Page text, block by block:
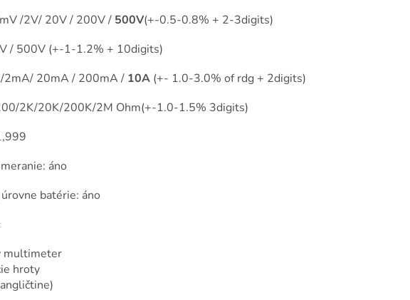
/2V/ 20V / 200V / 500V(+-0.5-0.8% + 2-3digits)
/ 500V (+-1-1.2% + 10digits)
2mA/ 20mA / 200mA / 10A (+- 1.0-3.0% of rdg + 2digits)
2K/20K/200K/2M Ohm(+-1.0-1.5% 3digits)
áno
batérie: áno
multimeter
hroty